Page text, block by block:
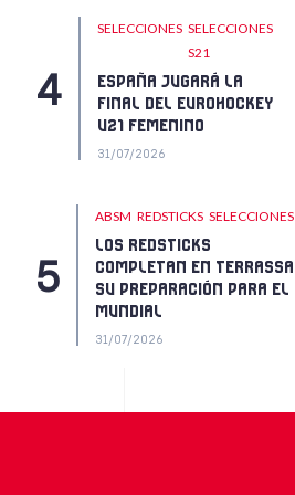
SELECCIONES SELECCIONES
S21
ESPAÑA JUGARÁ LA
FINAL DEL EUROHOCKEY
U21 FEMENINO
31/07/2026
ABSM REDSTICKS SELECCIONES
LOS REDSTICKS
COMPLETAN EN TERRASSA
SU PREPARACIÓN PARA EL
MUNDIAL
31/07/2026